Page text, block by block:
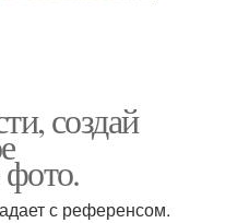
создай
фото.
с референсом.